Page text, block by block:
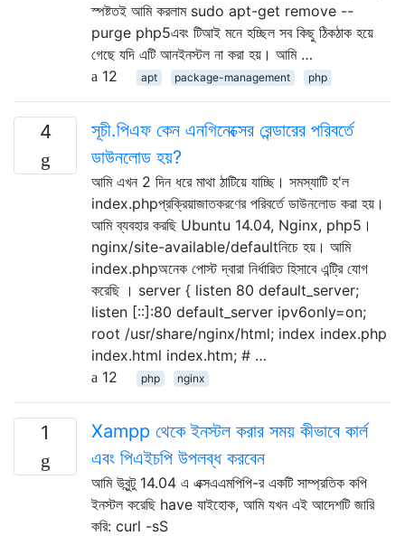
স্পষ্টতই আমি করলাম sudo apt-get remove --
purge php5এবং টিআই মনে হচ্ছিল সব কিছু ঠিকঠাক হয়ে
গেছে যদি এটি আনইনস্টল না করা হয়। আমি …
12
apt package-management php
4
সূচী.পিএফ কেন এনগিনেক্সের রেন্ডারের পরিবর্তে
ডাউনলোড হয়?
আমি এখন 2 দিন ধরে মাথা ঠাটিয়ে যাচ্ছি। সমস্যাটি হ'ল
index.phpপ্রক্রিয়াজাতকরণের পরিবর্তে ডাউনলোড করা হয়।
আমি ব্যবহার করছি Ubuntu 14.04, Nginx, php5।
nginx/site-available/defaultনিচে হয়। আমি
index.phpঅনেক পোস্ট দ্বারা নির্ধারিত হিসাবে এন্ট্রি যোগ
করেছি । server { listen 80 default_server;
listen [::]:80 default_server ipv6only=on;
root /usr/share/nginx/html; index index.php
index.html index.htm; # …
12
php nginx
1
Xampp থেকে ইনস্টল করার সময় কীভাবে কার্ল
এবং পিএইচপি উপলব্ধ করবেন
আমি উবুন্টু 14.04 এ এক্সএএমপিপি-র একটি সাম্প্রতিক কপি
ইনস্টল করেছি have যাইহোক, আমি যখন এই আদেশটি জারি
করি: curl -sS